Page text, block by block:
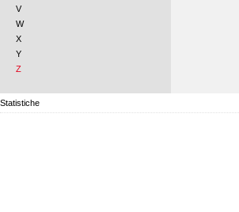
V
W
X
Y
Z
Statistiche